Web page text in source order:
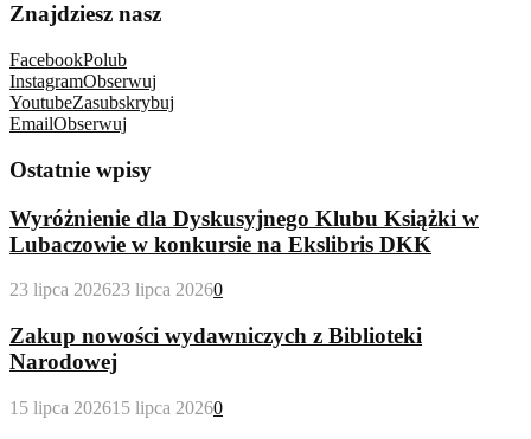
Znajdziesz nasz
FacebookPolub
InstagramObserwuj
YoutubeZasubskrybuj
EmailObserwuj
Ostatnie wpisy
Wyróżnienie dla Dyskusyjnego Klubu Książki w
Lubaczowie w konkursie na Ekslibris DKK
23 lipca 202623 lipca 20260
Zakup nowości wydawniczych z Biblioteki
Narodowej
15 lipca 202615 lipca 20260